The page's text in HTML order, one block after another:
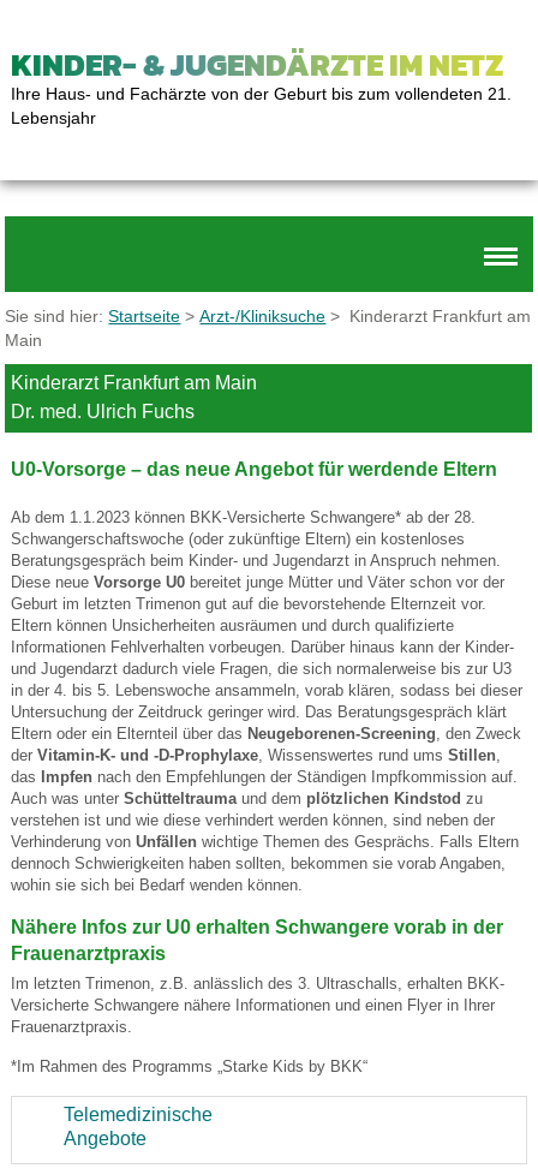
KINDER- & JUGENDÄRZTE IM NETZ
Ihre Haus- und Fachärzte von der Geburt bis zum vollendeten 21.
Lebensjahr
Sie sind hier:Startseite >Arzt-/Kliniksuche > Kinderarzt Frankfurt am
Main
Kinderarzt Frankfurt am Main
Dr. med. Ulrich Fuchs
U0-Vorsorge – das neue Angebot für werdende Eltern
Ab dem 1.1.2023 können BKK-Versicherte Schwangere* ab der 28.
Schwangerschaftswoche (oder zukünftige Eltern) ein kostenloses
Beratungsgespräch beim Kinder- und Jugendarzt in Anspruch nehmen.
Diese neue Vorsorge U0bereitet junge Mütter und Väter schon vor der
Geburt im letzten Trimenon gut auf die bevorstehende Elternzeit vor.
Eltern können Unsicherheiten ausräumen und durch qualifizierte
Informationen Fehlverhalten vorbeugen. Darüber hinaus kann der Kinder-
und Jugendarzt dadurch viele Fragen, die sich normalerweise bis zur U3
in der 4. bis 5. Lebenswoche ansammeln, vorab klären, sodass bei dieser
Untersuchung der Zeitdruck geringer wird. Das Beratungsgespräch klärt
Eltern oder ein Elternteil über das Neugeborenen-Screening , den Zweck
der Vitamin-K- und -D-Prophylaxe, Wissenswertes rund ums Stillen,
das
Impfennach den Empfehlungen der Ständigen Impfkommission auf.
Auch was unter Schütteltraumaund dem plötzlichen Kindstod zu
verstehen ist und wie diese verhindert werden können, sind neben der
Verhinderung von Unfällenwichtige Themen des Gesprächs. Falls Eltern
dennoch Schwierigkeiten haben sollten, bekommen sie vorab Angaben,
wohin sie sich bei Bedarf wenden können.
Nähere Infos zur U0 erhalten Schwangere vorab in der
Frauenarztpraxis
Im letzten Trimenon, z.B. anlässlich des 3. Ultraschalls, erhalten BKK-
Versicherte Schwangere nähere Informationen und einen Flyer in Ihrer
Frauenarztpraxis.
*Im Rahmen des Programms „Starke Kids by BKK“
Telemedizinische
Angebote